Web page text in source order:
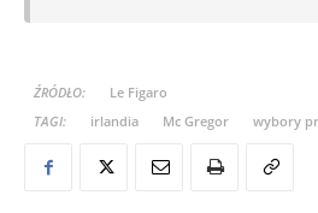
ŹRÓDŁO:
Le Figaro
TAGI:
irlandia Mc Gregor wybory